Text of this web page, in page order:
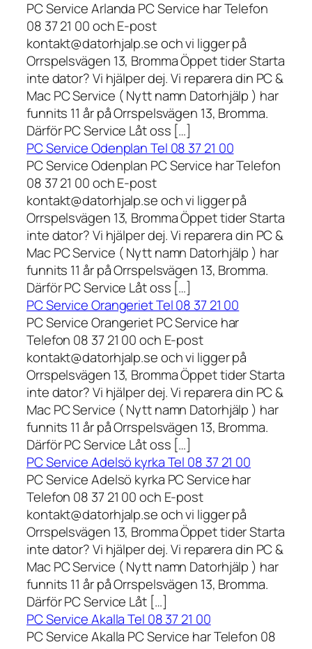
PC Service Arlanda PC Service har Telefon
08 37 21 00 och E-post
kontakt@datorhjalp.se och vi ligger på
Orrspelsvägen 13, Bromma Öppet tider Starta
inte dator? Vi hjälper dej. Vi reparera din PC &
Mac PC Service ( Nytt namn Datorhjälp ) har
funnits 11 år på Orrspelsvägen 13, Bromma.
Därför PC Service Låt oss […]
PC Service Odenplan Tel 08 37 21 00
PC Service Odenplan PC Service har Telefon
08 37 21 00 och E-post
kontakt@datorhjalp.se och vi ligger på
Orrspelsvägen 13, Bromma Öppet tider Starta
inte dator? Vi hjälper dej. Vi reparera din PC &
Mac PC Service ( Nytt namn Datorhjälp ) har
funnits 11 år på Orrspelsvägen 13, Bromma.
Därför PC Service Låt oss […]
PC Service Orangeriet Tel 08 37 21 00
PC Service Orangeriet PC Service har
Telefon 08 37 21 00 och E-post
kontakt@datorhjalp.se och vi ligger på
Orrspelsvägen 13, Bromma Öppet tider Starta
inte dator? Vi hjälper dej. Vi reparera din PC &
Mac PC Service ( Nytt namn Datorhjälp ) har
funnits 11 år på Orrspelsvägen 13, Bromma.
Därför PC Service Låt oss […]
PC Service Adelsö kyrka Tel 08 37 21 00
PC Service Adelsö kyrka PC Service har
Telefon 08 37 21 00 och E-post
kontakt@datorhjalp.se och vi ligger på
Orrspelsvägen 13, Bromma Öppet tider Starta
inte dator? Vi hjälper dej. Vi reparera din PC &
Mac PC Service ( Nytt namn Datorhjälp ) har
funnits 11 år på Orrspelsvägen 13, Bromma.
Därför PC Service Låt […]
PC Service Akalla Tel 08 37 21 00
PC Service Akalla PC Service har Telefon 08